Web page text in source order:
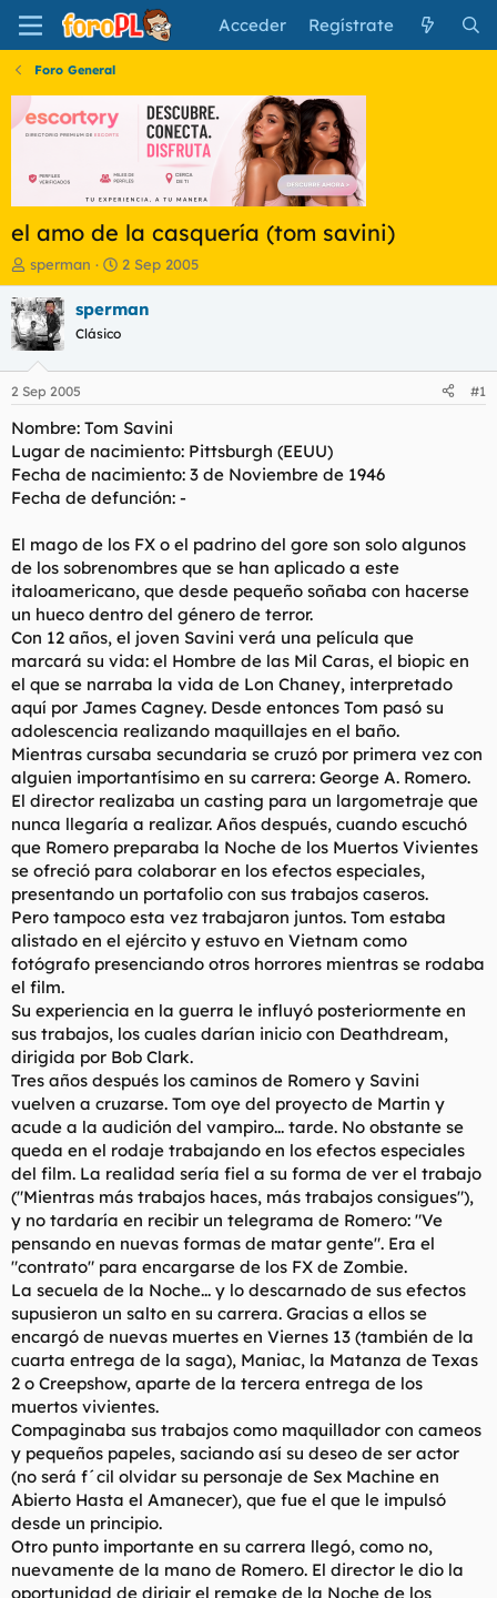
Acceder Regístrate
Foro General
el amo de la casquería (tom savini)
I
n
i
c
i
a
o
r
e
l
t
m
a
sperman
F
e
c
i
n
i
c
i
o
2 Sep 2005
sperman
Clásico
2 Sep 2005 #1
Nombre: Tom Savini
Lugar de nacimiento: Pittsburgh (EEUU)
Fecha de nacimiento: 3 de Noviembre de 1946
Fecha de defunción: -
El mago de los FX o el padrino del gore son solo algunos
de los sobrenombres que se han aplicado a este
italoamericano, que desde pequeño soñaba con hacerse
un hueco dentro del género de terror.
Con 12 años, el joven Savini verá una película que
marcará su vida: el Hombre de las Mil Caras, el biopic en
el que se narraba la vida de Lon Chaney, interpretado
aquí por James Cagney. Desde entonces Tom pasó su
adolescencia realizando maquillajes en el baño.
Mientras cursaba secundaria se cruzó por primera vez con
alguien importantísimo en su carrera: George A. Romero.
El director realizaba un casting para un largometraje que
nunca llegaría a realizar. Años después, cuando escuchó
que Romero preparaba la Noche de los Muertos Vivientes
se ofreció para colaborar en los efectos especiales,
presentando un portafolio con sus trabajos caseros.
Pero tampoco esta vez trabajaron juntos. Tom estaba
alistado en el ejército y estuvo en Vietnam como
fotógrafo presenciando otros horrores mientras se rodaba
el film.
Su experiencia en la guerra le influyó posteriormente en
sus trabajos, los cuales darían inicio con Deathdream,
dirigida por Bob Clark.
Tres años después los caminos de Romero y Savini
vuelven a cruzarse. Tom oye del proyecto de Martin y
acude a la audición del vampiro... tarde. No obstante se
queda en el rodaje trabajando en los efectos especiales
del film. La realidad sería fiel a su forma de ver el trabajo
("Mientras más trabajos haces, más trabajos consigues"),
y no tardaría en recibir un telegrama de Romero: "Ve
pensando en nuevas formas de matar gente". Era el
"contrato" para encargarse de los FX de Zombie.
La secuela de la Noche... y lo descarnado de sus efectos
supusieron un salto en su carrera. Gracias a ellos se
encargó de nuevas muertes en Viernes 13 (también de la
cuarta entrega de la saga), Maniac, la Matanza de Texas
2 o Creepshow, aparte de la tercera entrega de los
muertos vivientes.
Compaginaba sus trabajos como maquillador con cameos
y pequeños papeles, saciando así su deseo de ser actor
(no será f´cil olvidar su personaje de Sex Machine en
Abierto Hasta el Amanecer), que fue el que le impulsó
desde un principio.
Otro punto importante en su carrera llegó, como no,
nuevamente de la mano de Romero. El director le dio la
oportunidad de dirigir el remake de la Noche de los